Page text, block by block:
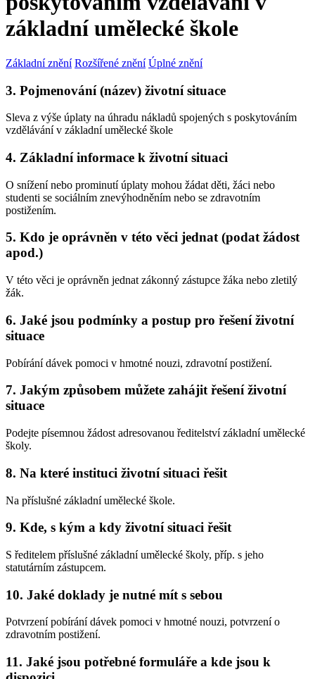
základní umělecké škole
Základní znění Rozšířené znění Úplné znění
3. Pojmenování (název) životní situace
Sleva z výše úplaty na úhradu nákladů spojených s poskytováním
vzdělávání v základní umělecké škole
4. Základní informace k životní situaci
O snížení nebo prominutí úplaty mohou žádat děti, žáci nebo
studenti se sociálním znevýhodněním nebo se zdravotním
postižením.
5. Kdo je oprávněn v této věci jednat (podat žádost
apod.)
V této věci je oprávněn jednat zákonný zástupce žáka nebo zletilý
žák.
6. Jaké jsou podmínky a postup pro řešení životní
situace
Pobírání dávek pomoci v hmotné nouzi, zdravotní postižení.
7. Jakým způsobem můžete zahájit řešení životní
situace
Podejte písemnou žádost adresovanou ředitelství základní umělecké
školy.
8. Na které instituci životní situaci řešit
Na příslušné základní umělecké škole.
9. Kde, s kým a kdy životní situaci řešit
S ředitelem příslušné základní umělecké školy, příp. s jeho
statutárním zástupcem.
10. Jaké doklady je nutné mít s sebou
Potvrzení pobírání dávek pomoci v hmotné nouzi, potvrzení o
zdravotním postižení.
11. Jaké jsou potřebné formuláře a kde jsou k